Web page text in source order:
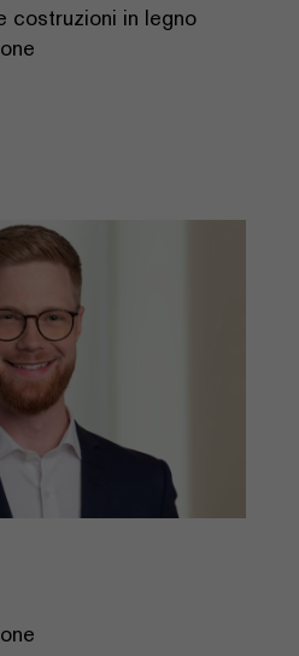
costruzioni in legno